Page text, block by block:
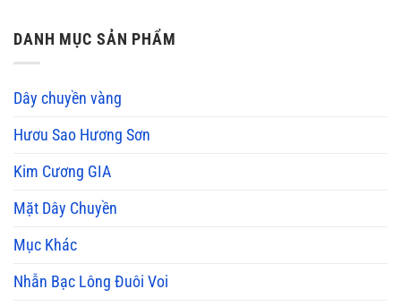
DANH MỤC SẢN PHẨM
Dây chuyền vàng
Hươu Sao Hương Sơn
Kim Cương GIA
Mặt Dây Chuyền
Mục Khác
Nhẫn Bạc Lông Đuôi Voi